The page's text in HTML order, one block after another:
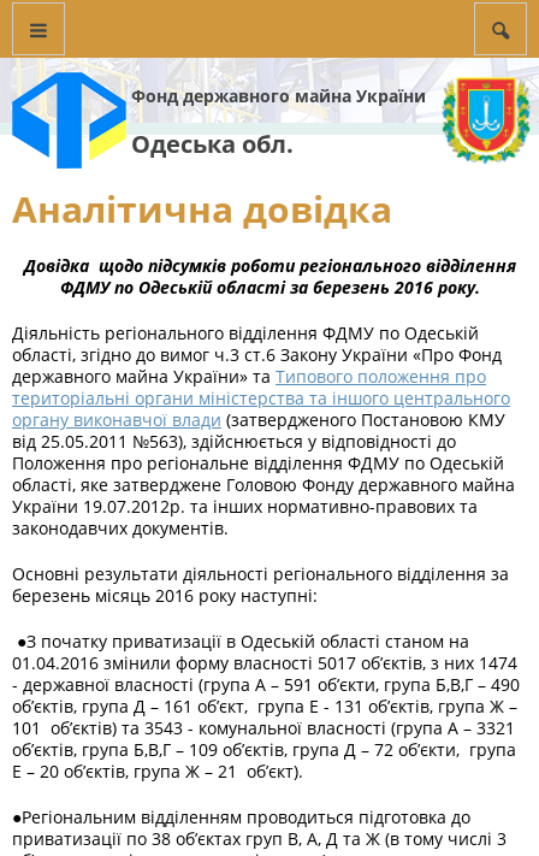
Фонд державного майна України
Одеська обл.
Аналітична довідка
Довідка щодо підсумків роботи регіонального відділення
ФДМУ по Одеській області за березень 2016 року.
Діяльність регіонального відділення ФДМУ по Одеській
області, згідно до вимог ч.3 ст.6 Закону України «Про Фонд
державного майна України» та Типового положення про
територіальні органи міністерства та іншого центрального
органу виконавчої влади (затвердженого Постановою КМУ
від 25.05.2011 №563), здійснюється у відповідності до
Положення про регіональне відділення ФДМУ по Одеській
області, яке затверджене Головою Фонду державного майна
України 19.07.2012р. та інших нормативно-правових та
законодавчих документів.
Основні результати діяльності регіонального відділення за
березень місяць 2016 року наступні:
●З початку приватизації в Одеській області станом на
01.04.2016 змінили форму власності 5017 об’єктів, з них 1474
- державної власності (група А – 591 об’єкти, група Б,В,Г – 490
об’єктів, група Д – 161 об’єкт, група Е - 131 об’єктів, група Ж –
101 об’єктів) та 3543 - комунальної власності (група А – 3321
об’єктів, група Б,В,Г – 109 об’єктів, група Д – 72 об’єкти, група
Е – 20 об’єктів, група Ж – 21 об’єкт).
●Регіональним відділенням проводиться підготовка до
приватизації по 38 об’єктах груп В, А, Д та Ж (в тому числі 3